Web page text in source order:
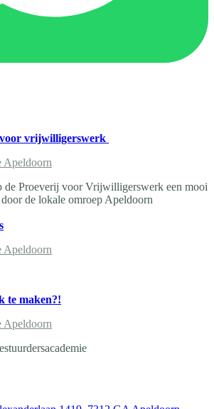
vrijwilligerswerk
Apeldoorn
de Proeverij voor Vrijwilligerswerk een mooi
de lokale omroep Apeldoorn
Apeldoorn
te maken?!
Apeldoorn